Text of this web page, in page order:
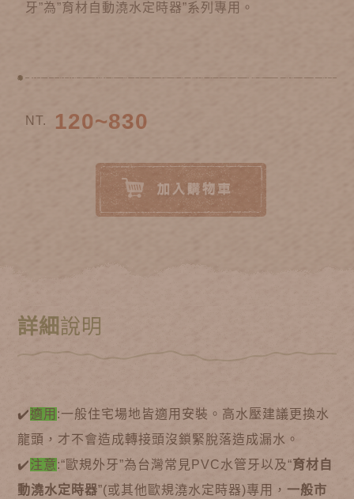
牙”為”育材自動澆水定時器”系列專用。
NT. 120~830
詳細說明
✔️適用 :一般住宅場地皆適用安裝。高水壓建議更換水
龍頭，才不會造成轉接頭沒鎖緊脫落造成漏水。
✔️注意:“歐規外牙”為台灣常見PVC水管牙以及“育材自
動澆水定時器”(或其他歐規澆水定時器)專用，一般市